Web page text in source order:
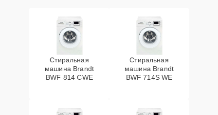
Стиральная
машина Brandt
BWF 814 CWE
Стиральная
машина Brandt
BWF 714S WE